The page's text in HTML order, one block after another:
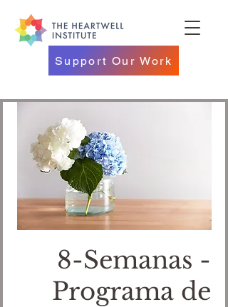
Support Our Work
8-Semanas -
Programa de